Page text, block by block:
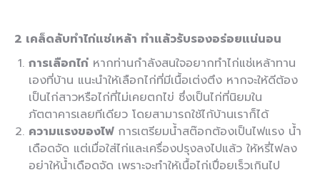
2 เคล็ดลับทำไก่แช่เหล้า ทำแล้วรับรองอร่อยแน่นอน
การเลือกไก่ หากท่านกำลังสนใจอยากทำไก่แช่เหล้าทาน
เองที่บ้าน แนะนำให้เลือกไก่ที่มีเนื้อเต่งตึง หากจะให้ดีต้อง
เป็นไก่สาวหรือไก่ที่ไม่เคยตกไข่ ซึ่งเป็นไก่ที่นิยมใน
ภัตตาคารเลยทีเดียว โดยสามารถใช้ไก้บ้านเราก็ได้
ความแรงของไฟการเตรียมน้ำสต๊อกต้องเป็นไฟแรง น้ำ
เดือดจัด แต่เมื่อใส่ไก่และเครื่องปรุงลงไปแล้ว ให้หรี่ไฟลง
อย่าให้น้ำเดือดจัด เพราะจะทำให้เนื้อไก่เปื่อยเร็วเกินไป